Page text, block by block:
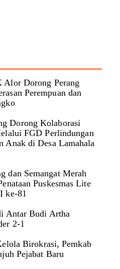
Alor Dorong Perang
Perempuan dan
Dorong Kolaborasi
FGD Perlindungan
Anak di Desa Lamahala
dan Semangat Merah
Puskesmas Lite
ke-81
Antar Budi Artha
2-1
Birokrasi, Pemkab
Pejabat Baru